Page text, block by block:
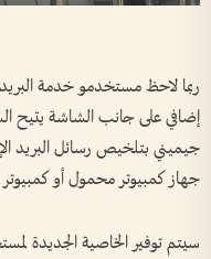
ربما لاحظ مستخدمو خدمة
إضافي على جانب الشاشة يتيح
جيميني بتلخيص رسائل البريد
جهاز كمبيوتر محمول أو
سيتم توفير الخاصية الجديدة